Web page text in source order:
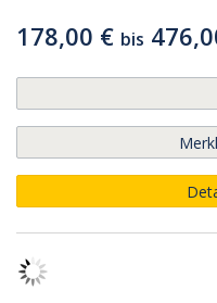
178,00 € bis